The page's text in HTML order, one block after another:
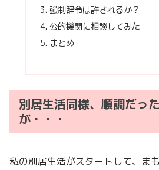
強制辞令は許されるか？
公的機関に相談してみた
まとめ
別居生活同様、順調だっ
が・・・
私の別居生活がスタートして、ま